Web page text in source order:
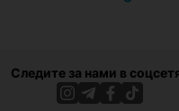
Следите за нами в